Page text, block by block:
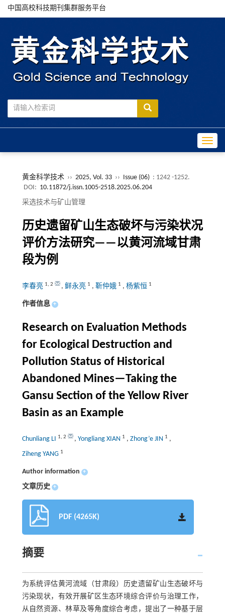
中国高校科技期刊集群服务平台
黄金科学技术 ›› 2025, Vol. 33 ›› Issue (06) : 1242 -1252.
DOI: 10.11872/j.issn.1005-2518.2025.06.204
采选技术与矿山管理
历史遗留矿山生态破坏与污染状况
评价方法研究——以黄河流域甘肃
段为例
李春亮 1, 2 , 鲜永亮 1 , 靳仲娥 1 , 杨紫恒 1
作者信息 +
Research on Evaluation Methods
for Ecological Destruction and
Pollution Status of Historical
Abandoned Mines—Taking the
Gansu Section of the Yellow River
Basin as an Example
Chunliang LI 1, 2 , Yongliang XIAN 1 , Zhong’e JIN 1 ,
Ziheng YANG 1
Author information +
文章历史 +
PDF (4265K)
摘要
为系统评估黄河流域（甘肃段）历史遗留矿山生态破坏与
污染现状，有效开展矿区生态环境综合评价与治理工作，
从自然资源、林草及等角度综合考虑，提出了一种基于层